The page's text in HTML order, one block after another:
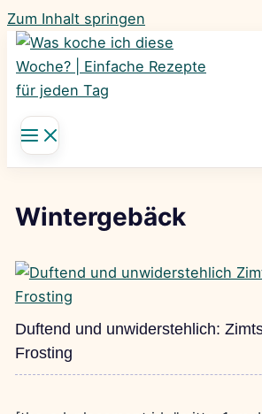
Zum Inhalt springen
Wintergebäck
Duftend und unwiderstehlich:
Frosting